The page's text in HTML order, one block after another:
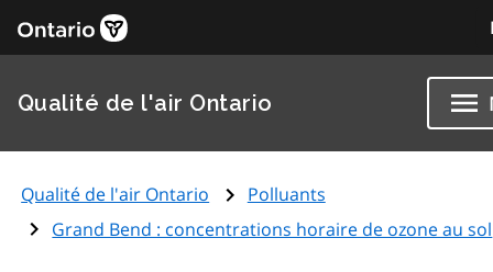
Qualité de l'air Ontario
Qualité de l'air Ontario
Polluants
Grand Bend : concentrations horaire de ozone au sol